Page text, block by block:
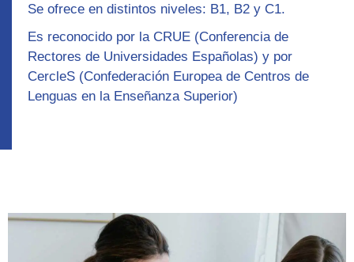
Se ofrece en distintos niveles: B1, B2 y C1.
Es reconocido por la CRUE (Conferencia de
Rectores de Universidades Españolas) y por
CercleS (Confederación Europea de Centros de
Lenguas en la Enseñanza Superior)